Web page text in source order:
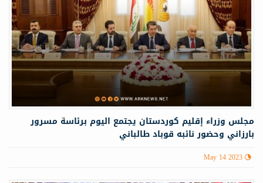
مجلس وزراء إقليم كوردستان يجتمع اليوم برئاسة مسرور
بارزاني وحضور نائبه قوباد طالباني
May 14 2023